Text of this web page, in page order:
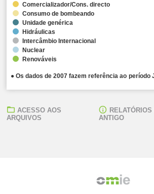
● Os dados de 2007 fazem referência ao período
Comercializador/Cons. directo
Consumo de bombeando
Unidade genérica
Hidráulicas
Intercâmbio Internacional
Nuclear
Renováveis
ACESSO AOS
ARQUIVOS
ANTIGO